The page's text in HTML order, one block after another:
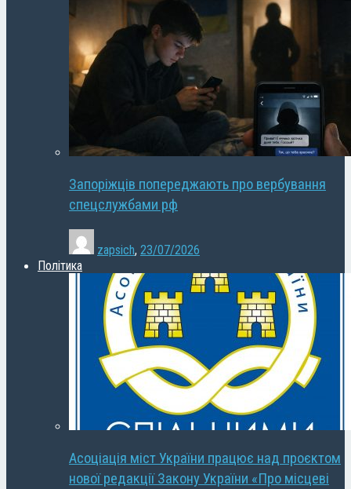
Запоріжців попереджають про вербування
спецслужбами рф
zapsich, 23/07/2026
Політика
Асоціація міст України працює над проєктом
нової редакції Закону України «Про місцеві